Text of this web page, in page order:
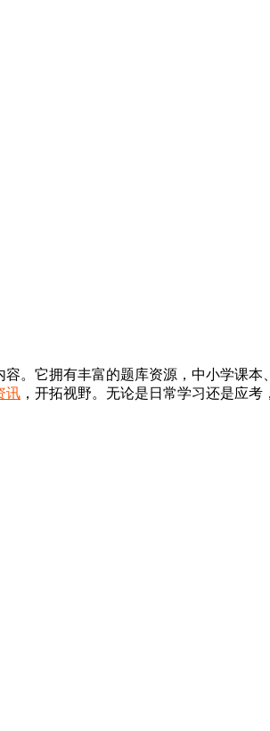
。它拥有丰富的题库资源，中小学课本
讯 ，开拓视野。无论是日常学习还是应考